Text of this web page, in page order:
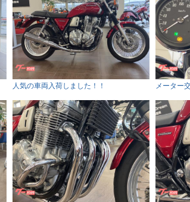
人気の車両入荷しました！！ メーター